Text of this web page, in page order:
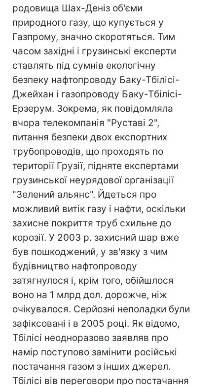
родовища Шах-Деніз об'єми
природного газу, що купується у
Газпрому, значно скоротяться. Тим
часом західні і грузинські експерти
ставлять під сумнів екологічну
безпеку нафтопроводу Баку-Тбілісі-
Джейхан і газопроводу Баку-Тбілісі-
Ерзерум. Зокрема, як повідомляла
вчора телекомпанія "Руставі 2",
питання безпеки двох експортних
трубопроводів, що проходять по
території Грузії, підняте експертами
грузинської неурядової організації
"Зелений альянс". Йдеться про
можливий витік газу і нафти, оскільки
захисне покриття труб схильне до
корозії. У 2003 р. захисний шар вже
був пошкоджений, у зв'язку з чим
будівництво нафтопроводу
затягнулося і, крім того, обійшлося
воно на 1 млрд дол. дорожче, ніж
очікувалося. Серйозні неполадки були
зафіксовані і в 2005 році. Як відомо,
Тбілісі неодноразово заявляв про
намір поступово замінити російські
постачання газом з інших джерел.
Тбілісі вів переговори про постачання